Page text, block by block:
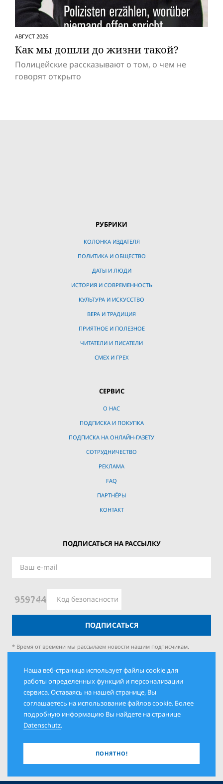
АВГУСТ 2026
Как мы дошли до жизни такой?
Полицейские рассказывают о том, о чем не
говорят открыто
РУБРИКИ
КОЛОНКА ИЗДАТЕЛЯ
ПОЛИТИКА И ОБЩЕСТВО
ДАТЫ И ЛЮДИ
ИСТОРИЯ И СОВРЕМЕННОСТЬ
КУЛЬТУРА И ИСКУССТВО
ВЕРА И ТРАДИЦИЯ
ПРИЯТНОЕ И ПОЛЕЗНОЕ
ЧИТАТЕЛИ И ПИСАТЕЛИ
СМЕХ И ГРЕХ
СЕРВИС
О НАС
ПОДПИСКА И ПОКУПКА
ПОДПИСКА НА ОНЛАЙН-ГАЗЕТУ
СОТРУДНИЧЕСТВО
РЕКЛАМА
FAQ
ПАРТНЁРЫ
КОНТАКТ
ПОДПИСАТЬСЯ НА РАССЫЛКУ
ПОДПИСАТЬСЯ
* Время от времени мы рассылаем новости нашим подписчикам.
Datenschutzerklärung.
МЫ В СОЦСЕТЯХ
Наша веб-страница использует файлы cookie для
работы определенных функций и персонализации
сервиса. Оставаясь на нашей странице, Вы
соглашаетесь на использование файлов cookie. Более
подробную информацию Вы найдете на странице
Datenschutz.
ПОНЯТНО!